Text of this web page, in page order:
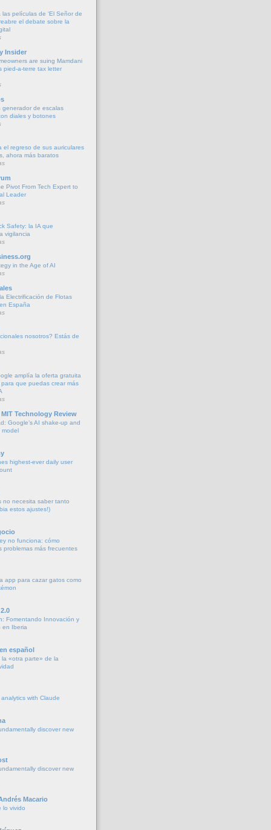
películas de ‘El Señor de
el debate sobre la
Insider
are suing Mamdani
pied-a-terre tax letter
generador de escalas
diales y botones
el regreso de sus auriculares
ahora más baratos
Pivot From Tech Expert to
Leader
Safety: la IA que
vigilancia
in the Age of AI
Electrificación de Flotas
España
nosotros? Estás de
amplía la oferta gratuita
para que puedas crear más
Technology Review
Google’s AI shake-up and
model
highest-ever daily user
no necesita saber tanto
estos ajustes!)
no funciona: cómo
problemas más frecuentes
app para cazar gatos como
Fomentando Innovación y
en Iberia
español
«otra parte» de la
with Claude
discover new
discover new
Macario
lo vivido